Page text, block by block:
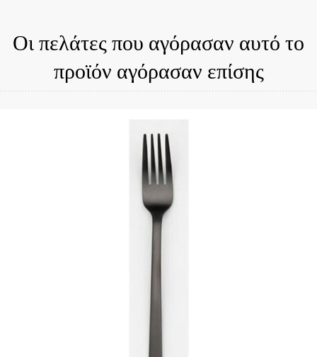
Οι πελάτες που αγόρασαν αυτό το
προϊόν αγόρασαν επίσης